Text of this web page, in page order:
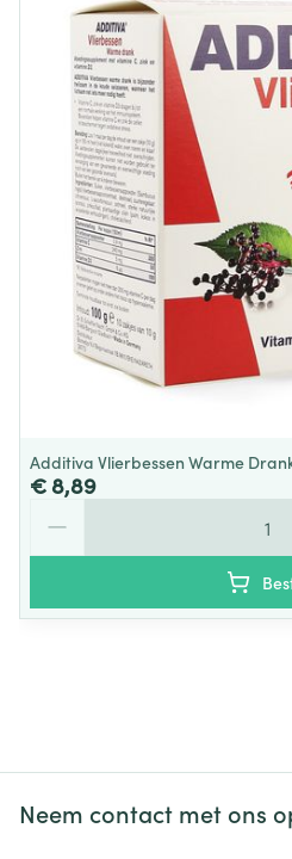
Diepte 55 mm
Hoeveelheid
Verpakking
40
Behoud
Additiva Vlierbessen Warme
€ 8,89
Neem contact met ons